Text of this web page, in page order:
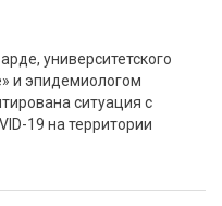
университетского
и эпидемиологом
ситуация с
19 на территории